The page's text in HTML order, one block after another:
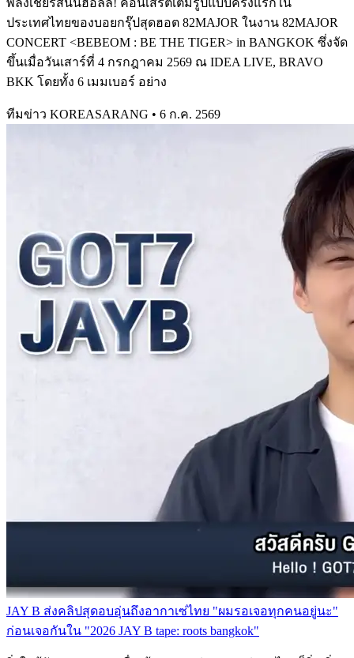
ประเทศไทยของบอยกรุ๊ปสุดฮอต 82MAJOR ในงาน 82MAJOR
CONCERT <BEBEOM : BE THE TIGER> in BANGKOK ซึ่งจัด
ขึ้นเมื่อวันเสาร์ที่ 4 กรกฎาคม 2569 ณ IDEA LIVE, BRAVO
BKK โดยทั้ง 6 เมมเบอร์ อย่าง
ทีมข่าว KOREASARANG • 6 ก.ค. 2569
JAY B ส่งคลิปสุดอบอุ่นถึงอากาเซ่ไทย "ผมรอเจอทุกคนอยู่นะ"
ก่อนเจอกันใน "2026 JAY B tape: roots bangkok"